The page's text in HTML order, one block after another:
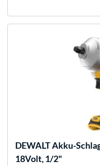
DEWALTAkku-
18Volt, 1/2"